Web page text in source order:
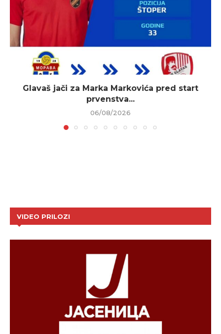
Glavaš jači za Marka Markovića pred start
prvenstva...
06/08/2026
VIDEO PRILOZI